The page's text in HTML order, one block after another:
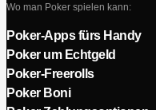
Wo man Poker spielen kann:
Poker-Apps fürs Handy
Poker um Echtgeld
Poker-Freerolls
Poker Boni